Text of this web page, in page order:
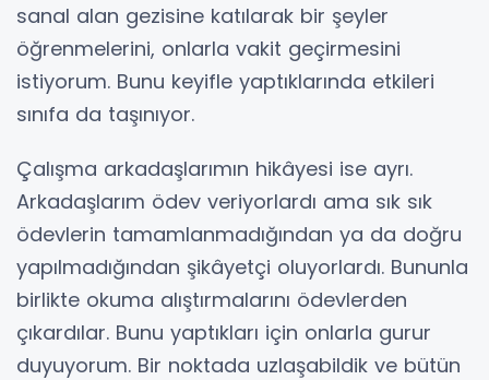
sanal alan gezisine katılarak bir şeyler
öğrenmelerini, onlarla vakit geçirmesini
istiyorum. Bunu keyifle yaptıklarında etkileri
sınıfa da taşınıyor.
Çalışma arkadaşlarımın hikâyesi ise ayrı.
Arkadaşlarım ödev veriyorlardı ama sık sık
ödevlerin tamamlanmadığından ya da doğru
yapılmadığından şikâyetçi oluyorlardı. Bununla
birlikte okuma alıştırmalarını ödevlerden
çıkardılar. Bunu yaptıkları için onlarla gurur
duyuyorum. Bir noktada uzlaşabildik ve bütün